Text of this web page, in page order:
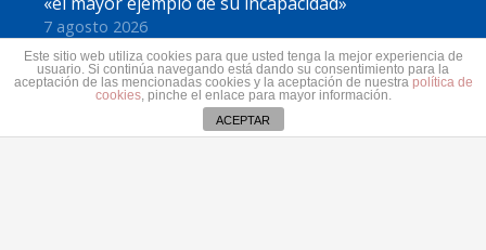
7 agosto 2026
Astrid Pérez: “Lanzarote y toda Canarias se
solidariza con Ceuta: España no puede seguir sin
una política migratoria de Estado”
Este sitio web utiliza cookies para que usted tenga la mejor experiencia de
usuario. Si continúa navegando está dando su consentimiento para la
aceptación de las mencionadas cookies y la aceptación de nuestra política de
cookies, pinche el enlace para mayor información.
ACEPTAR